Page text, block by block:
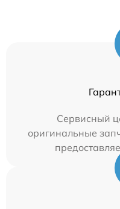
Сервисный
оригинальные